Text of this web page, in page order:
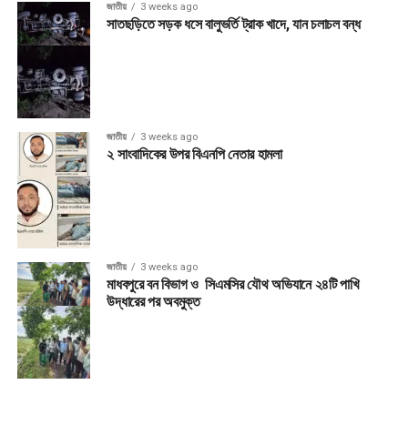
জাতীয় 3 weeks ago
সাতছড়িতে সড়ক ধসে বালুভর্তি ট্রাক খাদে, যান চলাচল বন্ধ
জাতীয় 3 weeks ago
২ সাংবাদিকের উপর বিএনপি নেতার হামলা
জাতীয় 3 weeks ago
মাধবপুরে বন বিভাগ ও সিএমসির যৌথ অভিযানে ২৪টি পাখি
উদ্ধারের পর অবমুক্ত